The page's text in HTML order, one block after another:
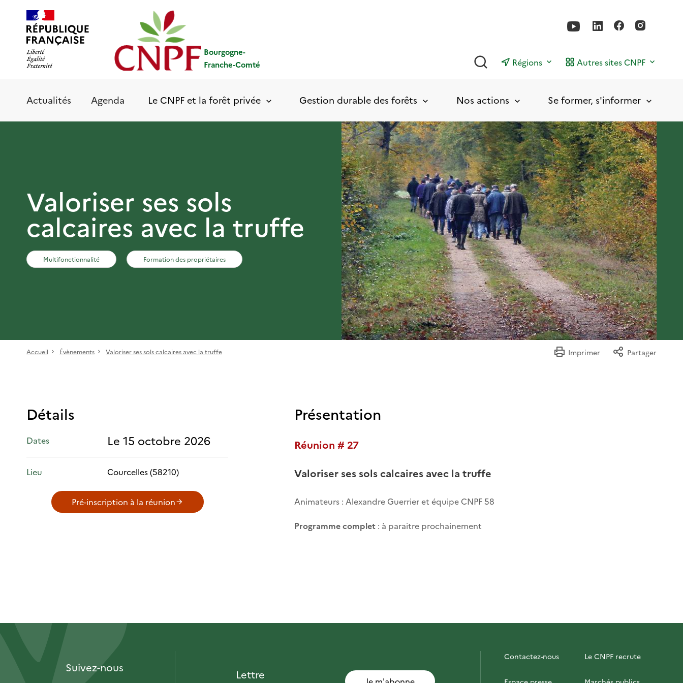
contenu
principal
Bourgogne-
Franche-Comté
Rechercher
Régions Autres sites CNPF
Actualités Agenda Le CNPF et la forêt privée Gestion durable des forêts Nos actions Se former, s'informer
Valoriser ses sols
calcaires avec la truffe
Multifonctionnalité Formation des propriétaires
Accueil Évènements Valoriser ses sols calcaires avec la truffe Imprimer Partager
Détails
Dates Le 15 octobre 2026
Lieu Courcelles (58210)
Pré-inscription à la réunion
Présentation
Réunion # 27
Valoriser ses sols calcaires avec la truffe
Animateurs : Alexandre Guerrier et équipe CNPF 58
Programme complet : à paraitre prochainement
Suivez-nous
Lettre
Contactez-nous Le CNPF recrute